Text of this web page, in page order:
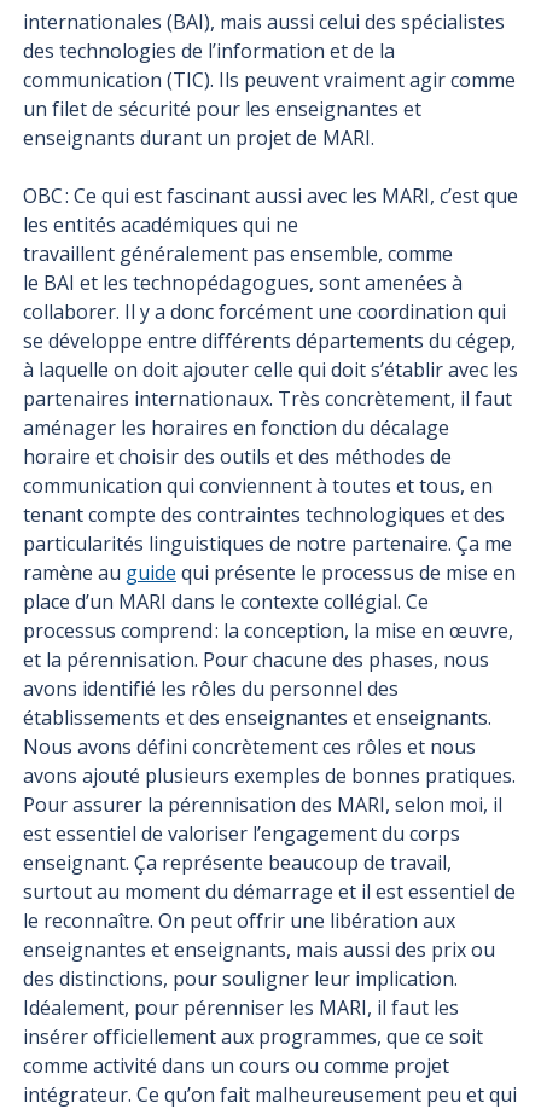
internationales (BAI), mais aussi celui des spécialistes
des technologies de l’information et de la
communication (TIC). Ils peuvent vraiment agir comme
un filet de sécurité pour les enseignantes et
enseignants durant un projet de MARI.
OBC : Ce qui est fascinant aussi avec les MARI, c’est que
les entités académiques qui ne
travaillent généralement pas ensemble, comme
le BAI et les technopédagogues, sont amenées à
collaborer. Il y a donc forcément une coordination qui
se développe entre différents départements du cégep,
à laquelle on doit ajouter celle qui doit s’établir avec les
partenaires internationaux. Très concrètement, il faut
aménager les horaires en fonction du décalage
horaire et choisir des outils et des méthodes de
communication qui conviennent à toutes et tous, en
tenant compte des contraintes technologiques et des
particularités linguistiques de notre partenaire. Ça me
ramène au guide qui présente le processus de mise en
place d’un MARI dans le contexte collégial. Ce
processus comprend : la conception, la mise en œuvre,
et la pérennisation. Pour chacune des phases, nous
avons identifié les rôles du personnel des
établissements et des enseignantes et enseignants.
Nous avons défini concrètement ces rôles et nous
avons ajouté plusieurs exemples de bonnes pratiques.
Pour assurer la pérennisation des MARI, selon moi, il
est essentiel de valoriser l’engagement du corps
enseignant. Ça représente beaucoup de travail,
surtout au moment du démarrage et il est essentiel de
le reconnaître. On peut offrir une libération aux
enseignantes et enseignants, mais aussi des prix ou
des distinctions, pour souligner leur implication.
Idéalement, pour pérenniser les MARI, il faut les
insérer officiellement aux programmes, que ce soit
comme activité dans un cours ou comme projet
intégrateur. Ce qu’on fait malheureusement peu et qui